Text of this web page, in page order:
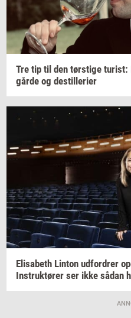
Tre tip til den tørsti­ge turist:
går­de og destil­le­ri­er
Elisa­beth Lin­ton ud­for­drer
In­struk­tø­rer ser ikke sådan